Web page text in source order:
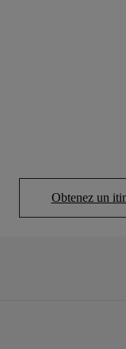
Obtenez un